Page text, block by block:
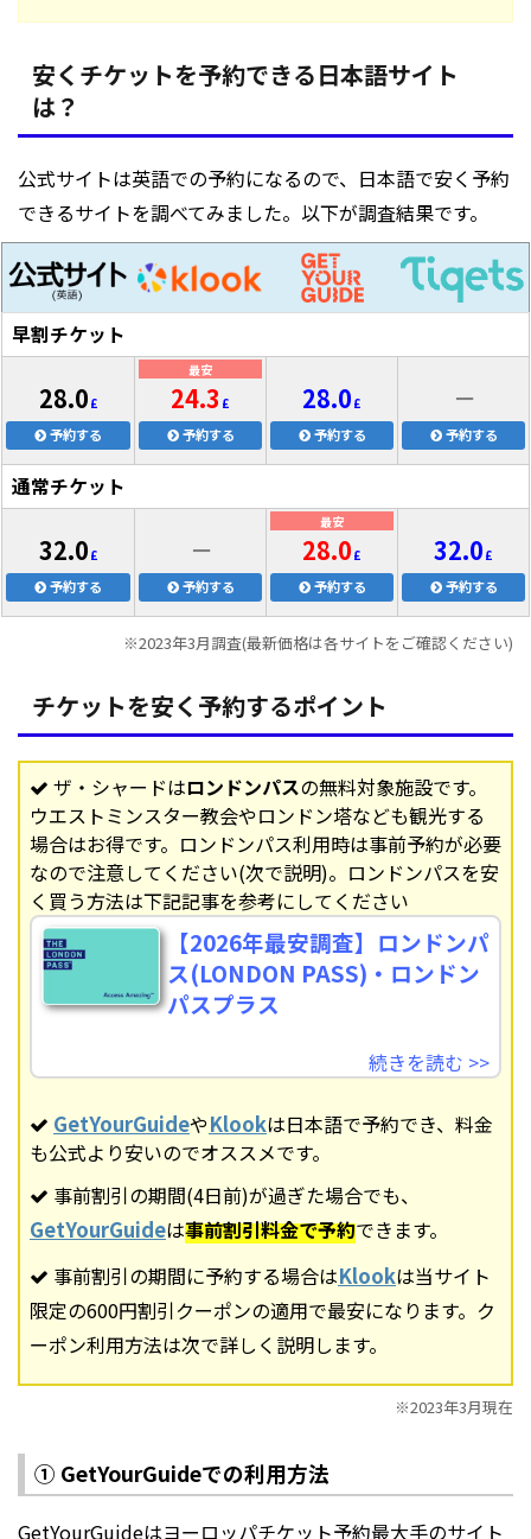
安くチケットを予約できる日本語サイト
は？
公式サイトは英語での予約になるので、日本語で安く予約
できるサイトを調べてみました。以下が調査結果です。
早割チケット
28.0 £
予約する
最安
24.3 £
予約する
28.0 £
予約する
－
予約する
通常チケット
32.0 £
予約する
－
予約する
最安
28.0 £
予約する
32.0 £
予約する
※2023年3月調査(最新価格は各サイトをご確認ください)
チケットを安く予約するポイント
ザ・シャードはロンドンパスの無料対象施設です。
ウエストミンスター教会やロンドン塔なども観光する
場合はお得です。ロンドンパス利用時は事前予約が必要
なので注意してください(次で説明)。ロンドンパスを安
く買う方法は下記記事を参考にしてください
【2026年最安調査】ロンドンパ
ス(LONDON PASS)・ロンドン
パスプラス
続きを読む >>
GetYourGuideやKlookは日本語で予約でき、料金
も公式より安いのでオススメです。
事前割引の期間(4日前)が過ぎた場合でも、
GetYourGuideは事前割引料金で予約できます。
事前割引の期間に予約する場合はKlookは当サイト
限定の600円割引クーポンの適用で最安になります。ク
ーポン利用方法は次で詳しく説明します。
※2023年3月現在
① GetYourGuideでの利用方法
GetYourGuideはヨーロッパチケット予約最大手のサイト